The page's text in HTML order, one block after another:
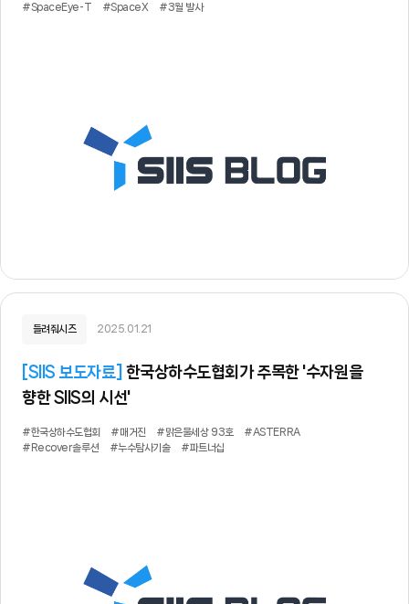
#SpaceEye-T #SpaceX #3월 발사
들려줘시즈 2025.01.21
SIIS 보도자료
향한 SIIS의 시선'
#한국상하수도협회 #매거진 #맑은물세상 93호
#ASTERRA
#Recover솔루션
#누수탐사기술 #파트너십